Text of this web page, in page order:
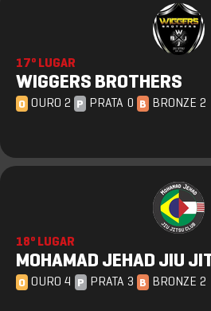
17º LUGAR
WIGGERS BROTHERS
O OURO 2 P PRATA 0 B BRONZE 2
18º LUGAR
MOHAMAD JEHAD JIU
O OURO 4 P PRATA 3 B BRONZE 2